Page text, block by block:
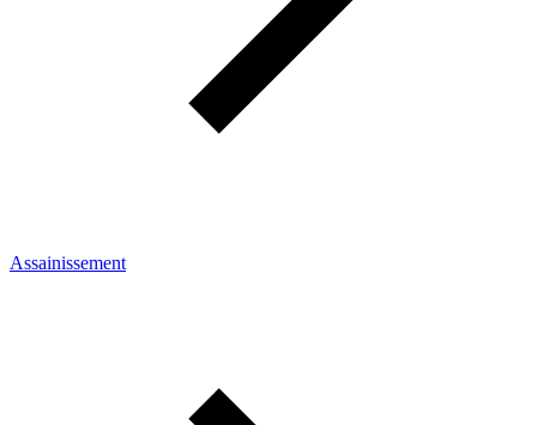
Assainissement